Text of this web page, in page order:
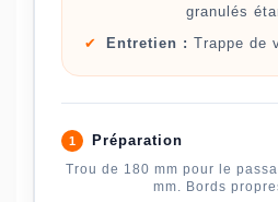
granulés
✔
Entretien : Trappe de
1 Préparation
Trou de 180 mm pour le
mm. Bords